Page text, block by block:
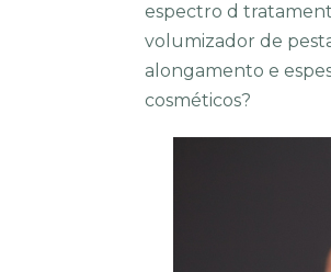
espectro d
volumizador de
alongamento e
cosméticos?